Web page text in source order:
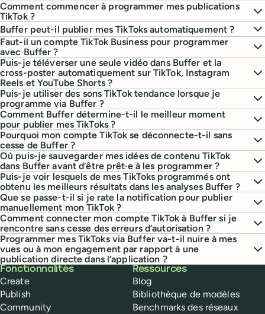
Comment commencer à programmer mes publications
TikTok ?
Buffer peut-il publier mes TikToks automatiquement ?
Faut-il un compte TikTok Business pour programmer
avec Buffer ?
Puis-je téléverser une seule vidéo dans Buffer et la
cross-poster automatiquement sur TikTok, Instagram
Reels et YouTube Shorts ?
Puis-je utiliser des sons TikTok tendance lorsque je
programme via Buffer ?
Comment Buffer détermine-t-il le meilleur moment
pour publier mes TikToks ?
Pourquoi mon compte TikTok se déconnecte-t-il sans
cesse de Buffer ?
Où puis-je sauvegarder mes idées de contenu TikTok
dans Buffer avant d’être prêt·e à les programmer ?
Puis-je voir lesquels de mes TikToks programmés ont
obtenu les meilleurs résultats dans les analyses Buffer ?
Que se passe-t-il si je rate la notification pour publier
manuellement mon TikTok ?
Comment connecter mon compte TikTok à Buffer si je
rencontre sans cesse des erreurs d’autorisation ?
Programmer mes TikToks via Buffer va-t-il nuire à mes
vues ou à mon engagement par rapport à une
publication directe dans l’application ?
Buffer
Fonctionnalités
Create
Publish
Community
Ressources
Blog
Bibliothèque de modèles
Benchmarks des réseaux